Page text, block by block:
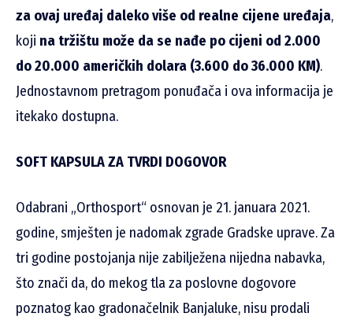
za ovaj uređaj daleko više od realne cijene uređaja,
koji na tržištu može da se nađe po cijeni od 2.000
do 20.000 američkih dolara (3.600 do 36.000 KM).
Jednostavnom pretragom ponuđača i ova informacija je
itekako dostupna.
SOFT KAPSULA ZA TVRDI DOGOVOR
Odabrani „Orthosport“ osnovan je 21. januara 2021.
godine, smješten je nadomak zgrade Gradske uprave. Za
tri godine postojanja nije zabilježena nijedna nabavka,
što znači da, do mekog tla za poslovne dogovore
poznatog kao gradonačelnik Banjaluke, nisu prodali